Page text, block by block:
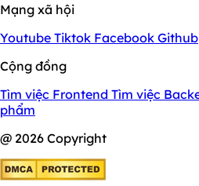
Mạng xã hội
Youtube Tiktok Facebook Github
Cộng đồng
Tìm việc Frontend Tìm việc
phẩm
@ 2026 Copyright